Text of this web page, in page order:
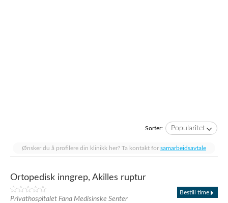
Sorter: Popularitet
Ønsker du å profilere din klinikk her? Ta kontakt for samarbeidsavtale
Ortopedisk inngrep, Akilles ruptur
Privathospitalet Fana Medisinske Senter
Bestill time